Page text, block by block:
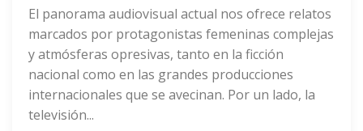
El panorama audiovisual actual nos ofrece relatos
marcados por protagonistas femeninas complejas
y atmósferas opresivas, tanto en la ficción
nacional como en las grandes producciones
internacionales que se avecinan. Por un lado, la
televisión...